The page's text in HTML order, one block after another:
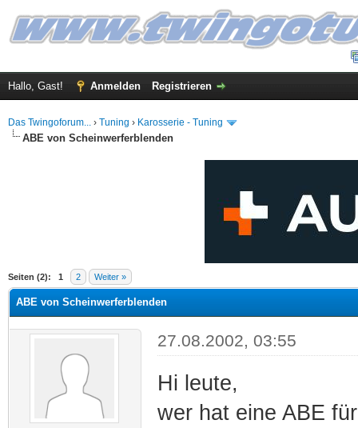
Hallo, Gast! Anmelden Registrieren
Das Twingoforum... › Tuning › Karosserie - Tuning
ABE von Scheinwerferblenden
Seiten (2): 1 2 Weiter »
Durchschnitt
ABE von Scheinwerferblenden
27.08.2002, 03:55
Hi leute,
wer hat eine ABE